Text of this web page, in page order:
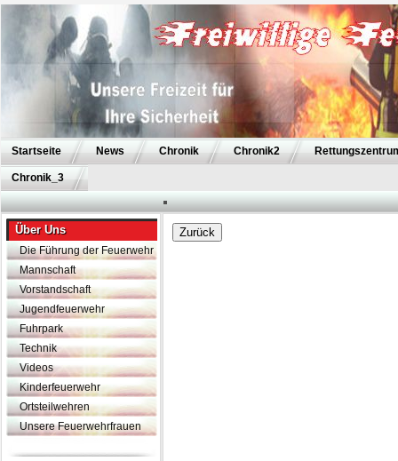
Startseite News Chronik Chronik2
Chronik_3
Über Uns
Die Führung der Feuerwehr
Mannschaft
Vorstandschaft
Jugendfeuerwehr
Fuhrpark
Technik
Videos
Kinderfeuerwehr
Feuerdrachen
Ortsteilwehren
Unsere Feuerwehrfrauen